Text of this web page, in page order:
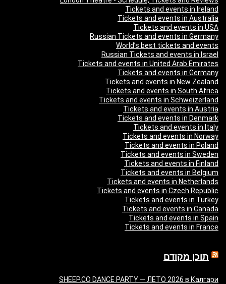
Tickets and events in Ireland
Tickets and events in Australia
Tickets and events in USA
Russian Tickets and events in Germany
World’s best tickets and events
Russian Tickets and events in Israel
Tickets and events in United Arab Emirates
Tickets and events in Germany
Tickets and events in New Zealand
Tickets and events in South Africa
Tickets and events in Schweizerland
Tickets and events in Austria
Tickets and events in Denmark
Tickets and events in Italy
Tickets and events in Norway
Tickets and events in Poland
Tickets and events in Sweden
Tickets and events in Finland
Tickets and events in Belgium
Tickets and events in Netherlands
Tickets and events in Czech Republic
Tickets and events in Turkey
Tickets and events in Canada
Tickets and events in Spain
Tickets and events in France
תוכן מקודם
SHEEP.CO DANCE PARTY — ЛЕТО 2026 в Калгари